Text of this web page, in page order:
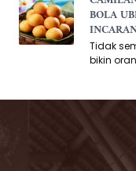
BOLA
Tidak
bikin